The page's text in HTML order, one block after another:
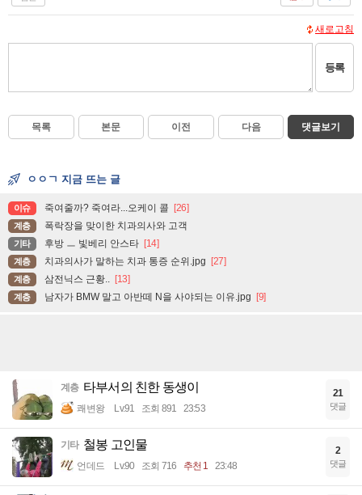
새로고침
등록
목록 본문 이전 다음 댓글보기
ㅇㅇㄱ 지금 뜨는 글
이슈 죽여줄까? 죽여라...오케이 콜 [26]
계층 폭락장을 맞이한 치과의사와 고객
기타 후방 ㅡ 빛베리 안스타 [14]
계층 치과의사가 말하는 치과 통증 순위.jpg [27]
계층 삼전닉스 근황.. [13]
계층 남자가 BMW 말고 아반떼 N을 사야되는 이유.jpg [9]
계층 타부서의 친한 동생이
쾌변왕 Lv.91 조회 891 23:53
21
댓글
기타 철봉 고인물
언데드 Lv.90 조회 716 추천 1 23:48
2
댓글